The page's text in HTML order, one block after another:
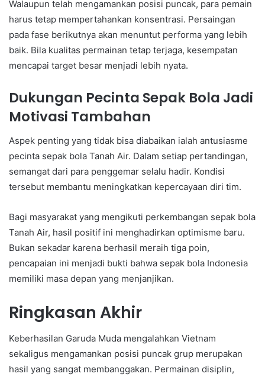
Walaupun telah mengamankan posisi puncak, para pemain
harus tetap mempertahankan konsentrasi. Persaingan
pada fase berikutnya akan menuntut performa yang lebih
baik. Bila kualitas permainan tetap terjaga, kesempatan
mencapai target besar menjadi lebih nyata.
Dukungan Pecinta Sepak Bola Jadi
Motivasi Tambahan
Aspek penting yang tidak bisa diabaikan ialah antusiasme
pecinta sepak bola Tanah Air. Dalam setiap pertandingan,
semangat dari para penggemar selalu hadir. Kondisi
tersebut membantu meningkatkan kepercayaan diri tim.
Bagi masyarakat yang mengikuti perkembangan sepak bola
Tanah Air, hasil positif ini menghadirkan optimisme baru.
Bukan sekadar karena berhasil meraih tiga poin,
pencapaian ini menjadi bukti bahwa sepak bola Indonesia
memiliki masa depan yang menjanjikan.
Ringkasan Akhir
Keberhasilan Garuda Muda mengalahkan Vietnam
sekaligus mengamankan posisi puncak grup merupakan
hasil yang sangat membanggakan. Permainan disiplin,